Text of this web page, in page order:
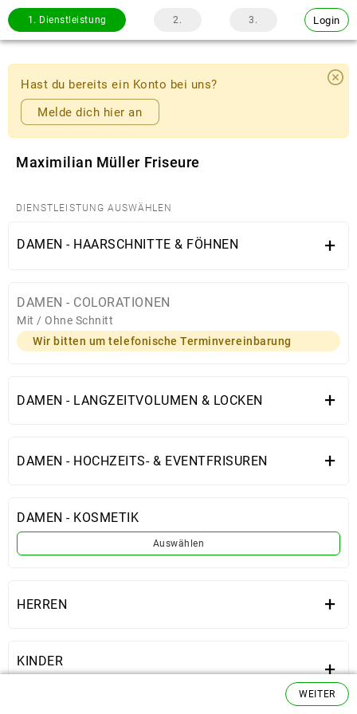
1. Dienstleistung 2. 3. Login
Hast du bereits ein Konto bei uns?
Melde dich hier an
Maximilian Müller Friseure
DIENSTLEISTUNG AUSWÄHLEN
DAMEN - HAARSCHNITTE & FÖHNEN +
DAMEN - COLORATIONEN
Mit / Ohne Schnitt
Wir bitten um telefonische Terminvereinbarung
DAMEN - LANGZEITVOLUMEN & LOCKEN +
DAMEN - HOCHZEITS- & EVENTFRISUREN +
DAMEN - KOSMETIK
Auswählen
HERREN +
KINDER +
WEITER